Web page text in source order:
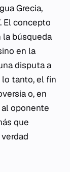
Grecia,
El concepto
la búsqueda
en la
disputa a
tanto, el fin
o, en
oponente
que